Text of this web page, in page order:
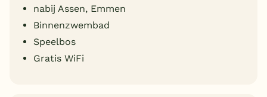
nabij Assen, Emmen
Binnenzwembad
Speelbos
Gratis WiFi